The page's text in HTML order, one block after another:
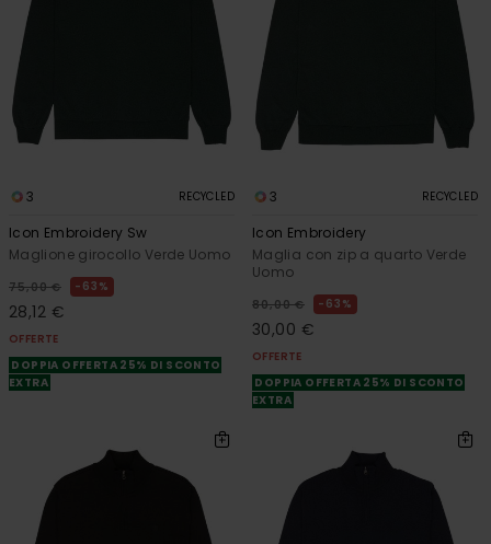
3 RECYCLED
Icon Embroidery Sw
Maglione girocollo Verde Uomo
75,00 € 63%
28,12 €
OFFERTE
DOPPIA OFFERTA 25% DI SCONTO
EXTRA
3 RECYCLED
Icon Embroidery
Maglia con zip a quarto Verde
Uomo
80,00 € 63%
30,00 €
OFFERTE
DOPPIA OFFERTA 25% DI SCONTO
EXTRA